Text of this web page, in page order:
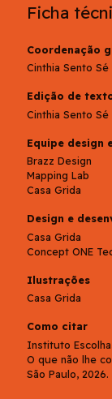
Ficha
Coordenação
Cinthia Sento
Edição de
Cinthia Sento
Equipe design
Brazz Design
Mapping Lab
Casa Grida
Design e
Casa Grida
Concept ONE
Ilustrações
Casa Grida
Como citar
Instituto
O que não lhe
São Paulo, 2026.